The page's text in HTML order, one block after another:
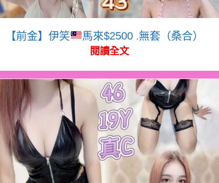
【前金】伊笑 馬來$2500 .無套（桑合）
閱讀全文